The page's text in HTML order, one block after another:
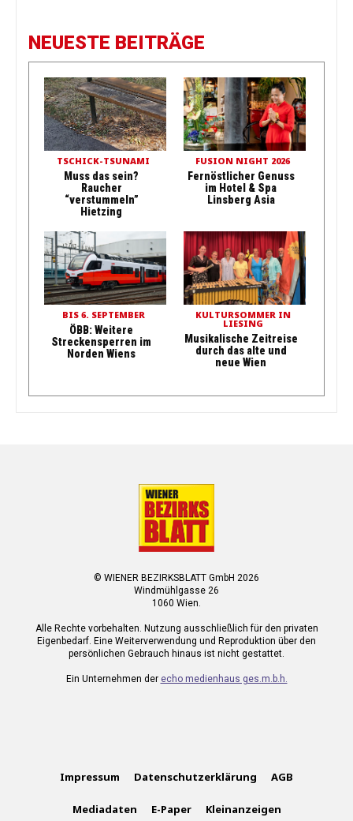
NEUESTE BEITRÄGE
TSCHICK-TSUNAMI
Muss das sein?
Raucher
“verstummeln”
Hietzing
FUSION NIGHT 2026
Fernöstlicher Genuss
im Hotel & Spa
Linsberg Asia
BIS 6. SEPTEMBER
ÖBB: Weitere
Streckensperren im
Norden Wiens
KULTURSOMMER IN
LIESING
Musikalische Zeitreise
durch das alte und
neue Wien
© WIENER BEZIRKSBLATT GmbH 2026
Windmühlgasse 26
1060 Wien.
Alle Rechte vorbehalten. Nutzung ausschließlich für den privaten
Eigenbedarf. Eine Weiterverwendung und Reproduktion über den
persönlichen Gebrauch hinaus ist nicht gestattet.
Ein Unternehmen der echo medienhaus ges.m.b.h.
Impressum Datenschutzerklärung AGB
Mediadaten E-Paper Kleinanzeigen